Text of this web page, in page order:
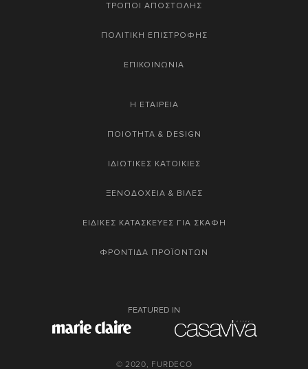
ΤΡΟΠΟΙ ΑΠΟΣΤΟΛΗΣ
ΠΟΛΙΤΙΚΗ ΕΠΙΣΤΡΟΦΗΣ
ΕΠΙΚΟΙΝΩΝΙΑ
Η ΕΤΑΙΡΕΙΑ
ΠΟΙΟΤΗΤΑ & DESIGN
ΙΔΙΩΤΙΚΕΣ ΚΑΤΟΙΚΙΕΣ
ΞΕΝΟΔΟΧΕΙΑ & ΒΙΛΕΣ
ΕΙΔΙΚΕΣ ΚΑΤΑΣΚΕΥΕΣ ΓΙΑ ΣΚΑΦΗ
ΦΡΟΝΤΙΔΑ ΠΡΟΪΟΝΤΩΝ
FEATURED IN
© 2020, FURDECO